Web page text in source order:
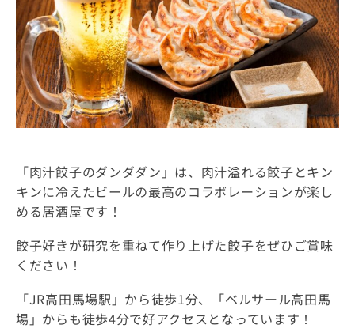
「肉汁餃子のダンダダン」は、肉汁溢れる餃子とキン
キンに冷えたビールの最高のコラボレーションが楽し
める居酒屋です！
餃子好きが研究を重ねて作り上げた餃子をぜひご賞味
ください！
「JR高田馬場駅」から徒歩1分、「ベルサール高田馬
場」からも徒歩4分で好アクセスとなっています！